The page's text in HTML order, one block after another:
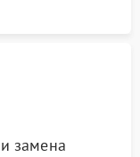
замена